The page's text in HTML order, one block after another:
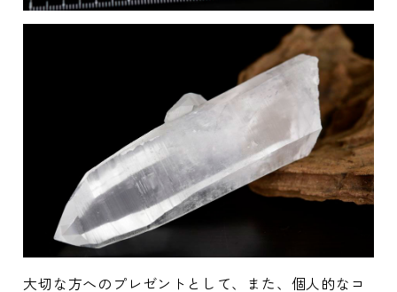
大切な方へのプレゼントとして、また、個人的なコ